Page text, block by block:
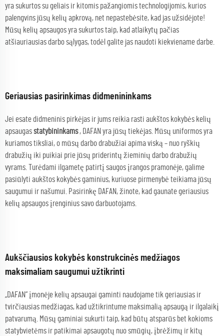
yra sukurtos su geliais ir kitomis pažangiomis technologijomis, kurios
palengvins jūsų kelių apkrovą, net nepastebėsite, kad jas užsidėjote!
Mūsų kelių apsaugos yra sukurtos taip, kad atlaikytų pačias
atšiauriausias darbo sąlygas, todėl galite jas naudoti kiekviename darbe.
Geriausias pasirinkimas didmenininkams
Jei esate didmeninis pirkėjas ir jums reikia rasti aukštos kokybės kelių
apsaugasstatybininkams, DAFAN yra jūsų tiekėjas. Mūsų uniformos yra
kuriamos tiksliai, o mūsų darbo drabužiai apima viską – nuo ryškių
drabužių iki puikiai prie jūsų priderintų žieminių darbo drabužių
vyrams. Turėdami ilgametę patirtį saugos įrangos pramonėje, galime
pasiūlyti aukštos kokybės gaminius, kuriuose pirmenybė teikiama jūsų
saugumui ir našumui. Pasirinkę DAFAN, žinote, kad gaunate geriausius
kelių apsaugos įrenginius savo darbuotojams.
Aukščiausios kokybės konstrukcinės medžiagos
maksimaliam saugumui užtikrinti
„DAFAN“ įmonėje kelių apsaugai gaminti naudojame tik geriausias ir
tvirčiausias medžiagas, kad užtikrintume maksimalią apsaugą ir ilgalaikį
patvarumą. Mūsų gaminiai sukurti taip, kad būtų atsparūs bet kokioms
statybvietėms ir patikimai apsaugotų nuo smūgių, įbrėžimų ir kitų